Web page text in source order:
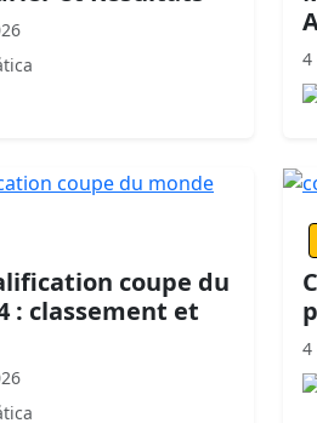
4
coupe du
: classement et
4